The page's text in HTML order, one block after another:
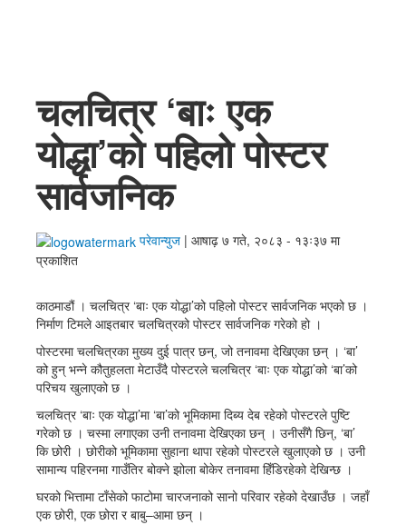
चलचित्र ‘बाः एक
योद्धा’को पहिलो पोस्टर
सार्वजनिक
परेवान्युज| आषाढ़ ७ गते, २०८३ - १३ः३७ मा
प्रकाशित
काठमाडौं । चलचित्र ‘बाः एक योद्धा’को पहिलो पोस्टर सार्वजनिक भएको छ ।
निर्माण टिमले आइतबार चलचित्रको पोस्टर सार्वजनिक गरेको हो ।
पोस्टरमा चलचित्रका मुख्य दुई पात्र छन्, जो तनावमा देखिएका छन् । ‘बा’
को हुन् भन्ने कौतुहलता मेटाउँदै पोस्टरले चलचित्र ‘बाः एक योद्धा’को ‘बा’को
परिचय खुलाएको छ ।
चलचित्र ‘बाः एक योद्धा’मा ‘बा’को भूमिकामा दिब्य देब रहेको पोस्टरले पुष्टि
गरेको छ । चस्मा लगाएका उनी तनावमा देखिएका छन् । उनीसँगै छिन्, ‘बा’
कि छोरी । छोरीको भूमिकामा सुहाना थापा रहेको पोस्टरले खुलाएको छ । उनी
सामान्य पहिरनमा गाउँतिर बोक्ने झोला बोकेर तनावमा हिँडिरहेको देखिन्छ ।
घरको भित्तामा टाँसेको फाटोमा चारजनाको सानो परिवार रहेको देखाउँछ । जहाँ
एक छोरी, एक छोरा र बाबु–आमा छन् ।